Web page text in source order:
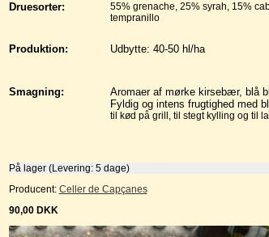
Druesorter:
55% grenache, 25% syrah, 15%
tempranillo
Produktion: Udbytte: 40-50 hl/ha
Smagning:
Aromaer af mørke kirsebær, blå
Fyldig og intens frugtighed med
til kød på grill, til stegt kylling og til
På lager (Levering: 5 dage)
Producent: Celler de Capçanes
90,00DKK